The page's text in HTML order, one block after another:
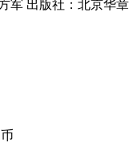
军 出版社：北京华